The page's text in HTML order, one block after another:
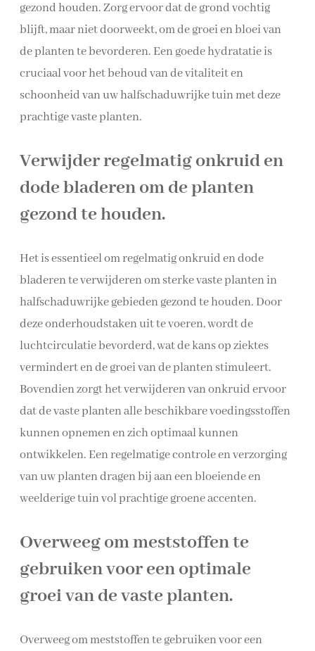
gezond houden. Zorg ervoor dat de grond vochtig
blijft, maar niet doorweekt, om de groei en bloei van
de planten te bevorderen. Een goede hydratatie is
cruciaal voor het behoud van de vitaliteit en
schoonheid van uw halfschaduwrijke tuin met deze
prachtige vaste planten.
Verwijder regelmatig onkruid en
dode bladeren om de planten
gezond te houden.
Het is essentieel om regelmatig onkruid en dode
bladeren te verwijderen om sterke vaste planten in
halfschaduwrijke gebieden gezond te houden. Door
deze onderhoudstaken uit te voeren, wordt de
luchtcirculatie bevorderd, wat de kans op ziektes
vermindert en de groei van de planten stimuleert.
Bovendien zorgt het verwijderen van onkruid ervoor
dat de vaste planten alle beschikbare voedingsstoffen
kunnen opnemen en zich optimaal kunnen
ontwikkelen. Een regelmatige controle en verzorging
van uw planten dragen bij aan een bloeiende en
weelderige tuin vol prachtige groene accenten.
Overweeg om meststoffen te
gebruiken voor een optimale
groei van de vaste planten.
Overweeg om meststoffen te gebruiken voor een